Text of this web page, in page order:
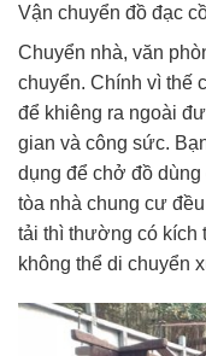
Vận chuyển đồ đạc
Chuyển nhà, văn
chuyển. Chính vì thế
để khiêng ra ngoài
gian và công sức.
dụng để chở đồ
tòa nhà chung cư
tải thì thường có kích
không thể di chuyển